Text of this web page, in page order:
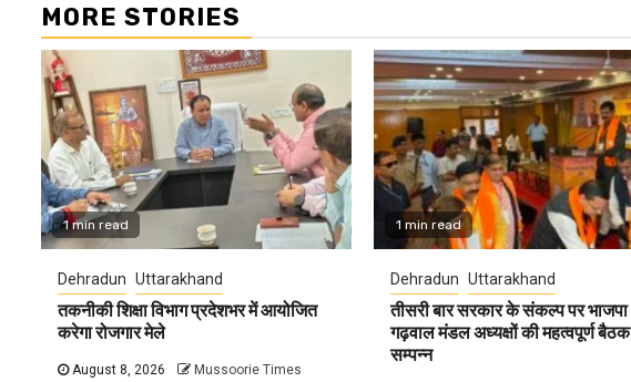
MORE STORIES
1 min read
Dehradun Uttarakhand
तकनीकी शिक्षा विभाग प्रदेशभर में आयोजित
करेगा रोजगार मेले
August 8, 2026 Mussoorie Times
1 min read
Dehradun Uttarakhand
तीसरी बार सरकार के संकल्प पर भाजपा
गढ़वाल मंडल अध्यक्षों की महत्वपूर्ण बैठक
सम्पन्न